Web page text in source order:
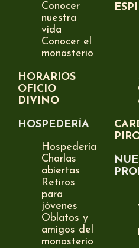
Conocer
nuestra
vida
Conocer el
monasterio
HORARIOS
OFICIO
DIVINO
HOSPEDERÍA
Hospedería
Charlas
abiertas
Retiros
para
jóvenes
Oblatos y
amigos del
monasterio